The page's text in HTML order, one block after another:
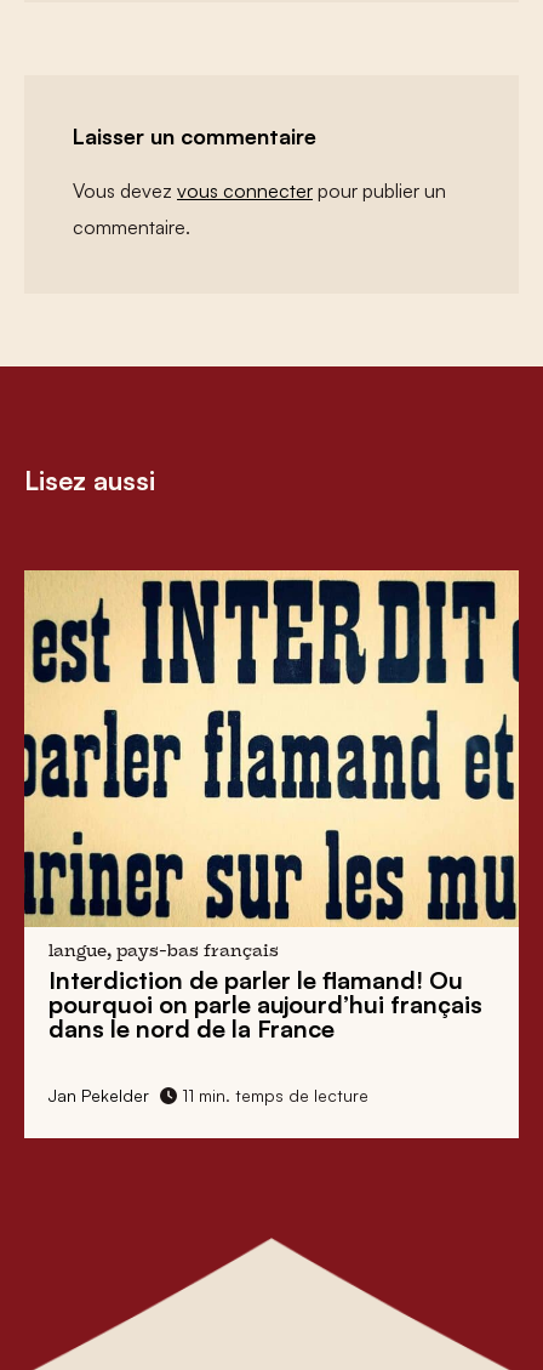
Laisser un commentaire
Vous devez vous connecter pour publier un
commentaire.
Lisez aussi
langue, pays-bas français
Interdiction de parler le flamand! Ou
pourquoi on parle aujourd’hui français
dans le nord de la France
Jan Pekelder 11 min. temps de lecture